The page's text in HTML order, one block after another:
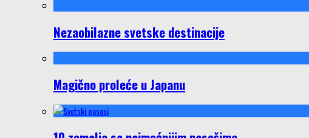
Nezaobilazne svetske destinacije
Magično proleće u Japanu